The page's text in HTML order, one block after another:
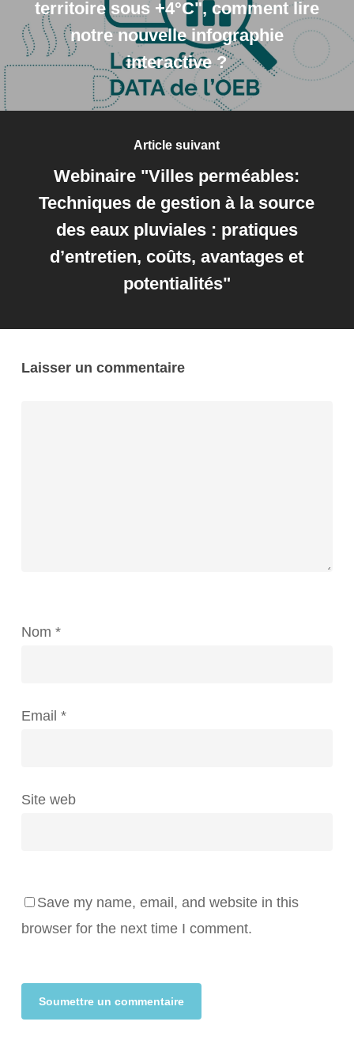
territoire sous +4°C", comment lire
notre nouvelle infographie
interactive ?
Article suivant
Webinaire "Villes perméables:
Techniques de gestion à la source
des eaux pluviales : pratiques
d’entretien, coûts, avantages et
potentialités"
Laisser un commentaire
Nom *
Email *
Site web
Save my name, email, and website in this
browser for the next time I comment.